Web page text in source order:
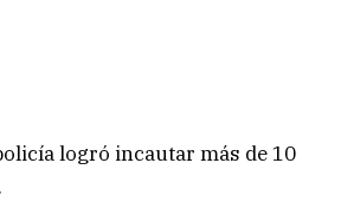
logró incautar más de 10